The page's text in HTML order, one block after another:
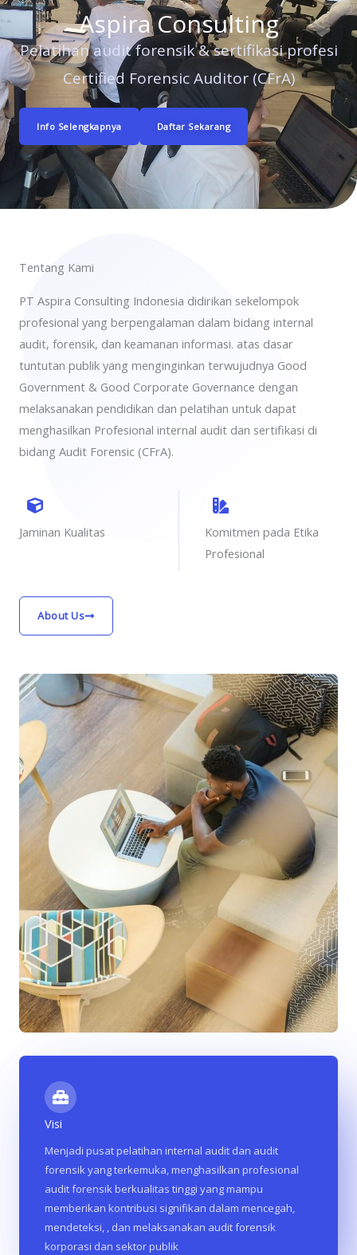
Aspira Consulting
Pelatihan audit forensik & sertifikasi profesi
Certified Forensic Auditor (CFrA)
Info Selengkapnya Daftar Sekarang
Tentang Kami
PT Aspira Consulting Indonesia didirikan sekelompok
profesional yang berpengalaman dalam bidang internal
audit, forensik, dan keamanan informasi. atas dasar
tuntutan publik yang menginginkan terwujudnya Good
Government & Good Corporate Governance dengan
melaksanakan pendidikan dan pelatihan untuk dapat
menghasilkan Profesional internal audit dan sertifikasi di
bidang Audit Forensic (CFrA).
Jaminan Kualitas
Komitmen pada Etika
Profesional
About Us
Visi
Menjadi pusat pelatihan internal audit dan audit
forensik yang terkemuka, menghasilkan profesional
audit forensik berkualitas tinggi yang mampu
memberikan kontribusi signifikan dalam mencegah,
mendeteksi, , dan melaksanakan audit forensik
korporasi dan sektor publik